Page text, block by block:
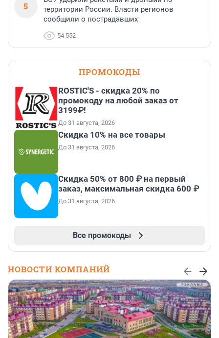
5
территории России. Власти регионов
сообщили о пострадавших
54 552
ПРОМОКОДЫ
ROSTIC'S - скидка 20% по
промокоду на любой заказ от
3199₽!
До 31 августа, 2026
Скидка 10% на все товары
До 31 августа, 2026
Скидка 50% от 800 ₽ на первый
заказ, максимальная скидка 600 ₽
До 31 августа, 2026
Все промокоды
НОВОСТИ КОМПАНИЙ